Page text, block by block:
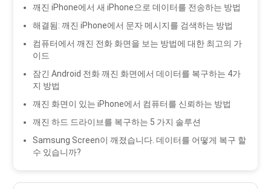
깨진 iPhone에서 새 iPhone으로 데이터를 전송하는 방법
해결됨: 깨진 iPhone에서 문자 메시지를 검색하는 방법
컴퓨터에서 깨진 전화 화면을 보는 방법에 대한 최고의 가
이드
잠긴 Android 전화 깨진 화면에서 데이터를 복구하는 4가
지 방법
깨진 화면이 있는 iPhone에서 컴퓨터를 신뢰하는 방법
깨진 하드 드라이브를 복구하는 5 가지 솔루션
Samsung Screen이 깨졌습니다. 데이터를 어떻게 복구 할
수 있습니까?